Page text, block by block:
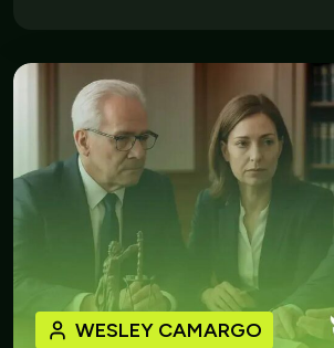
WESLEY CAMARGO